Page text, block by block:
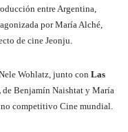
entre Argentina,
por María Alché,
de cine Jeonju.
Nele Wohlatz, junto con Las
de Benjamín Naishtat y María
competitivo Cine mundial.